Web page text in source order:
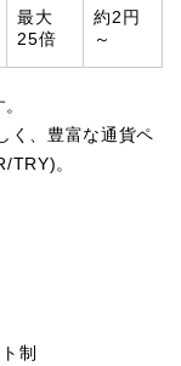
最大
25倍
約2円
～
く、豊富な通貨ペ
TRY)。
制